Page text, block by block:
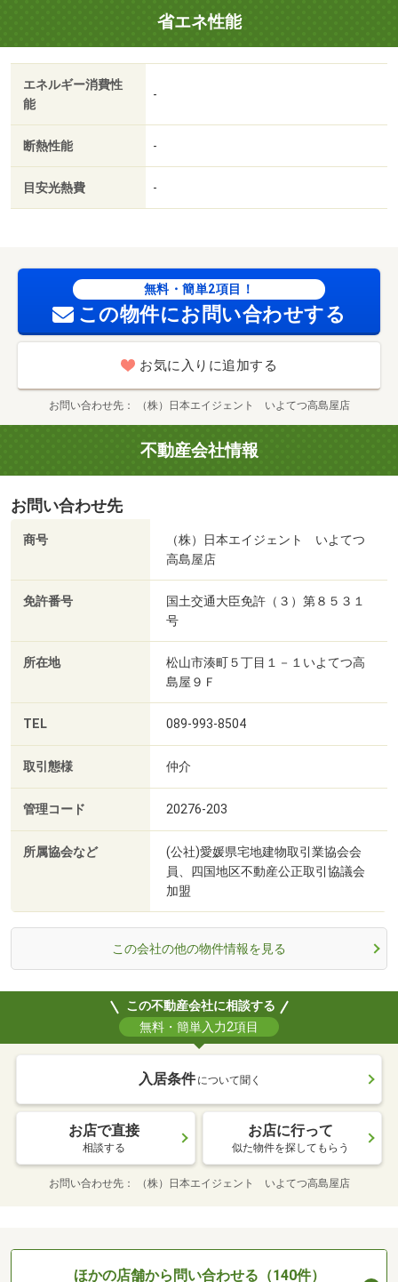
省エネ性能
エネルギー消費性
能
-
断熱性能 -
目安光熱費 -
無料・簡単2項目！
この物件にお問い合わせする
お気に入りに追加する
お問い合わせ先 （株）日本エイジェント いよてつ高島屋店
不動産会社情報
お問い合わせ先
商号
（株）日本エイジェント いよてつ
高島屋店
免許番号
国土交通大臣免許（３）第８５３１
号
所在地
松山市湊町５丁目１－１いよてつ高
島屋９Ｆ
TEL 089-993-8504
取引態様 仲介
管理コード 20276-203
所属協会など
(公社)愛媛県宅地建物取引業協会会
員、四国地区不動産公正取引協議会
加盟
この会社の他の物件情報を見る
この不動産会社に相談する
無料・簡単入力2項目
入居条件 について聞く
お店で直接
相談する
お店に行って
似た物件を探してもらう
お問い合わせ先 （株）日本エイジェント いよてつ高島屋店
ほかの店舗から問い合わせる（140件）